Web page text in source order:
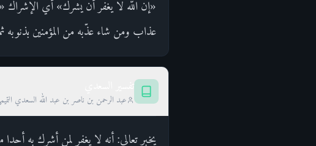
«إن الله لا يغفر أن يُشرك» أي الإشراك
عذاب ومن شاء عذّبه من المؤمنين بذنوبه
عبد الرحمن بن ناصر بن عبد الله السعدي
يخبر تعالى: أنه لا يغفر لمن أشرك به